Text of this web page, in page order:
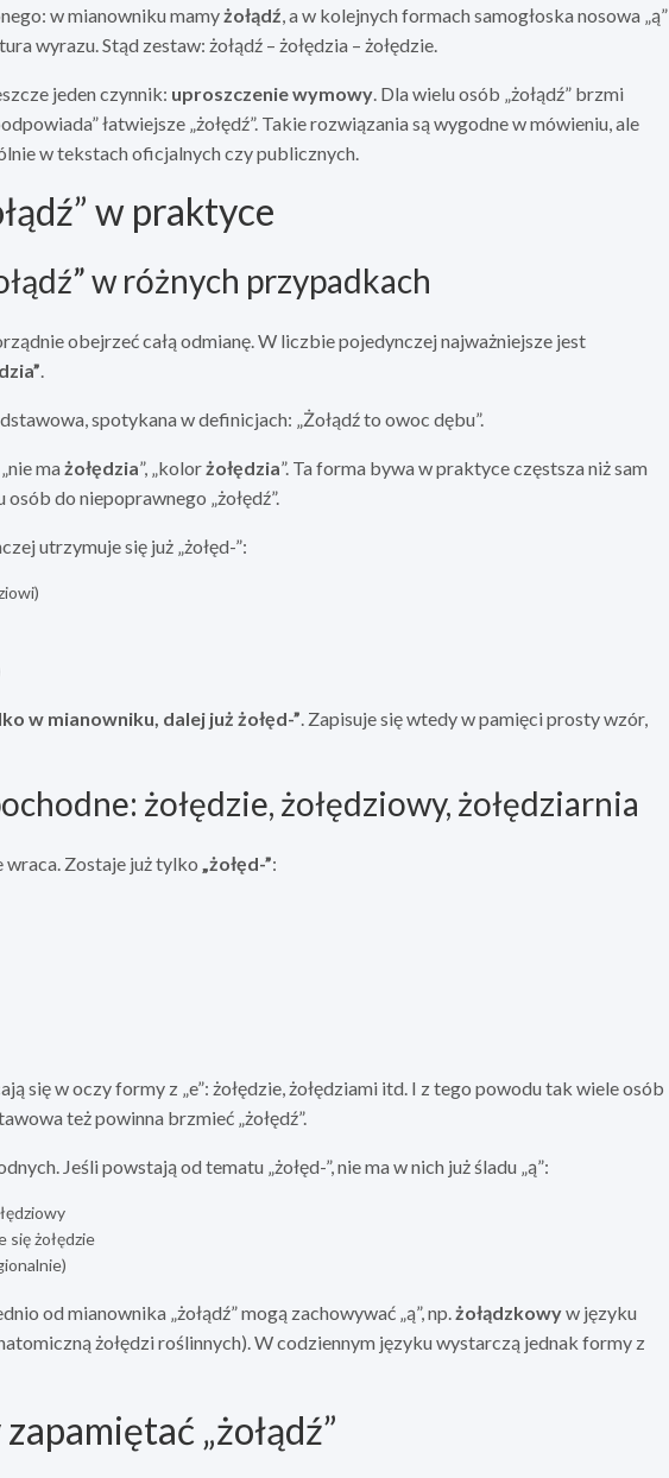
w mianowniku mamyżołądź, a w kolejnych formach samogłoska nosowa „ą”
wyrazu. Stąd zestaw: żołądź – żołędzia – żołędzie.
jeden czynnik: uproszczenie wymowy. Dla wielu osób „żołądź” brzmi
łatwiejsze „żołędź”. Takie rozwiązania są wygodne w mówieniu, ale
w tekstach oficjalnych czy publicznych.
w praktyce
w różnych przypadkach
obejrzeć całą odmianę. W liczbie pojedynczej najważniejsze jest
.
spotykana w definicjach: „Żołądź to owoc dębu”.
mażołędzia”, „kolorżołędzia”. Ta forma bywa w praktyce częstsza niż sam
do niepoprawnego „żołędź”.
utrzymuje się już „żołęd-”:
w mianowniku, dalej już żołęd-”. Zapisuje się wtedy w pamięci prosty wzór,
żołędzie, żołędziowy, żołędziarnia
wraca. Zostaje już tylko „żołęd-”:
się w oczy formy z „e”: żołędzie, żołędziami itd. I z tego powodu tak wiele osób
też powinna brzmieć „żołędź”.
Jeśli powstają od tematu „żołęd-”, nie ma w nich już śladu „ą”:
się żołędzie
od mianownika „żołądź” mogą zachowywać „ą”, np.żołądzkowyw języku
żołędzi roślinnych). W codziennym języku wystarczą jednak formy z
„żołądź”